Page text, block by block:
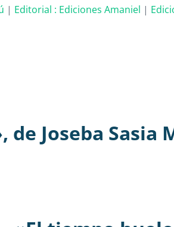
| Editorial : Ediciones Amaniel |
Joseba Sasia